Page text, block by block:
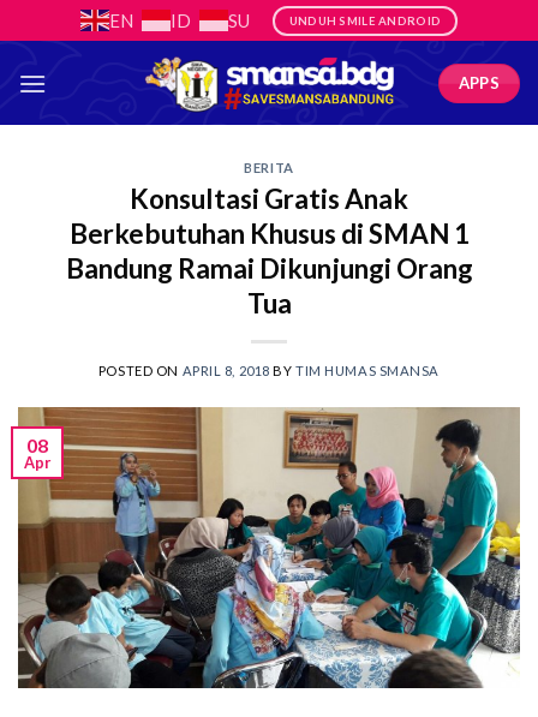
to
content
EN ID SU UNDUH SMILE ANDROID
APPS
BERITA
Konsultasi Gratis Anak
Berkebutuhan Khusus di SMAN 1
Bandung Ramai Dikunjungi Orang
Tua
POSTED ON APRIL 8, 2018 BYTIM HUMAS SMANSA
08
Apr